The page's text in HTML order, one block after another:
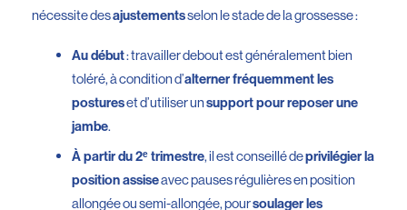
nécessite desajustementsselon le stade de la grossesse :
Au début: travailler debout est généralement bien
toléré, à condition d’alterner fréquemment les
postureset d’utiliser unsupport pour reposer une
jambe.
À partir du 2ᵉ trimestre, il est conseillé deprivilégier la
position assiseavec pauses régulières en position
allongée ou semi-allongée, poursoulager les